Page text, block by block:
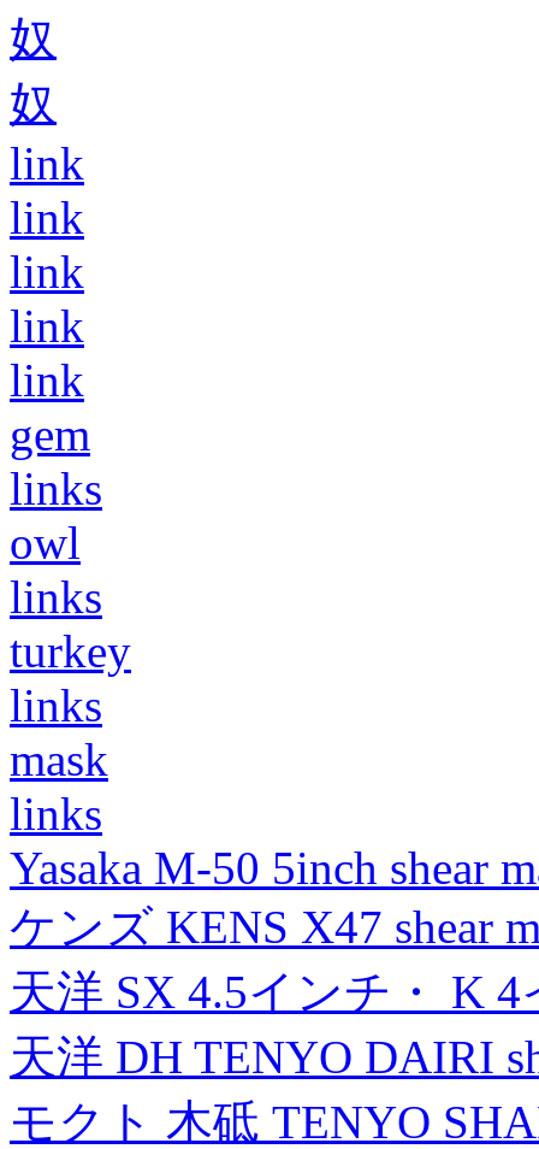
奴
奴
link
link
link
link
link
gem
links
owl
links
turkey
links
mask
links
Yasaka M-50 5inch shear
ケンズ KENS X47 shear
天洋 SX 4.5インチ・ K
天洋 DH TENYO DAIRI
モクト 木砥 TENYO